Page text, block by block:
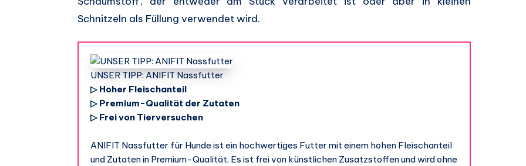
Schnitzeln als Füllung verwendet wird.
UNSER TIPP: ANIFIT Nassfutter
▷ Hoher Fleischanteil
▷ Premium-Qualität der Zutaten
▷ Frei von Tierversuchen
ANIFIT Nassfutter für Hunde ist ein hochwertiges Futter mit einem hohen Fleischanteil
und Zutaten in Premium-Qualität. Es ist frei von künstlichen Zusatzstoffen und wird ohne